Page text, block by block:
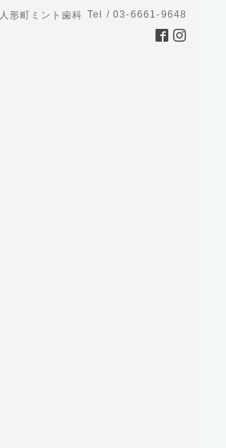
人形町ミント歯科 Tel / 03-6661-9648